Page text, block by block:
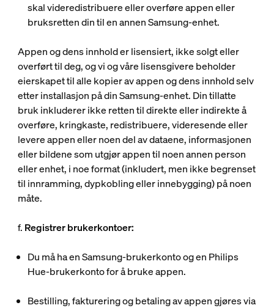
skal videredistribuere eller overføre appen eller
bruksretten din til en annen Samsung-enhet.
Appen og dens innhold er lisensiert, ikke solgt eller
overført til deg, og vi og våre lisensgivere beholder
eierskapet til alle kopier av appen og dens innhold selv
etter installasjon på din Samsung-enhet. Din tillatte
bruk inkluderer ikke retten til direkte eller indirekte å
overføre, kringkaste, redistribuere, videresende eller
levere appen eller noen del av dataene, informasjonen
eller bildene som utgjør appen til noen annen person
eller enhet, i noe format (inkludert, men ikke begrenset
til innramming, dypkobling eller innebygging) på noen
måte.
f. Registrer brukerkontoer:
Du må ha en Samsung-brukerkonto og en Philips
Hue-brukerkonto for å bruke appen.
Bestilling, fakturering og betaling av appen gjøres via